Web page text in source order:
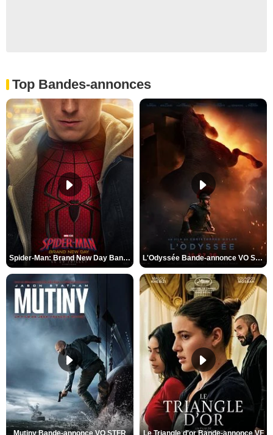
Top Bandes-annonces
Spider-Man: Brand New Day Bande-annonce VO STFR L'Odyssée Bande-annonce VO STFR
Mutiny Bande-annonce VO STFR Le Triangle d'or Bande-annonce VF